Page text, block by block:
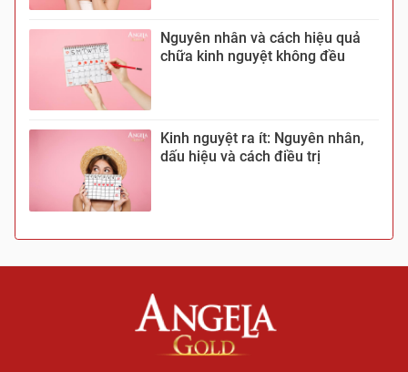
Nguyên nhân và cách hiệu quả
chữa kinh nguyệt không đều
Kinh nguyệt ra ít: Nguyên nhân,
dấu hiệu và cách điều trị